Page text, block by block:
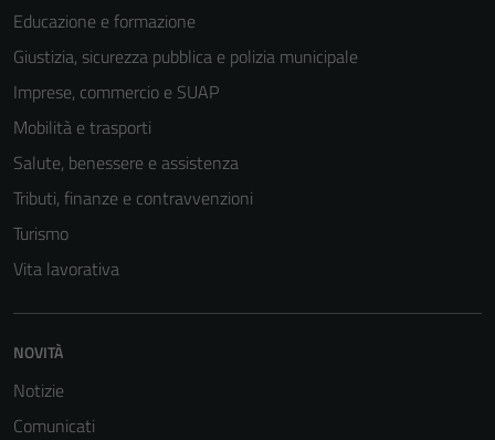
Educazione e formazione
Giustizia, sicurezza pubblica e polizia municipale
Imprese, commercio e SUAP
Mobilità e trasporti
Salute, benessere e assistenza
Tributi, finanze e contravvenzioni
Turismo
Vita lavorativa
NOVITÀ
Notizie
Comunicati